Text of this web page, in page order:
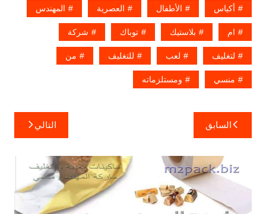
أكياس الأطفال العصرية المهندس
ام بلاستيك توباك شركة
لتغليف لعب للتغليف من
منسي ومستلزماته
تصفّح
المقالات
السابق التالي